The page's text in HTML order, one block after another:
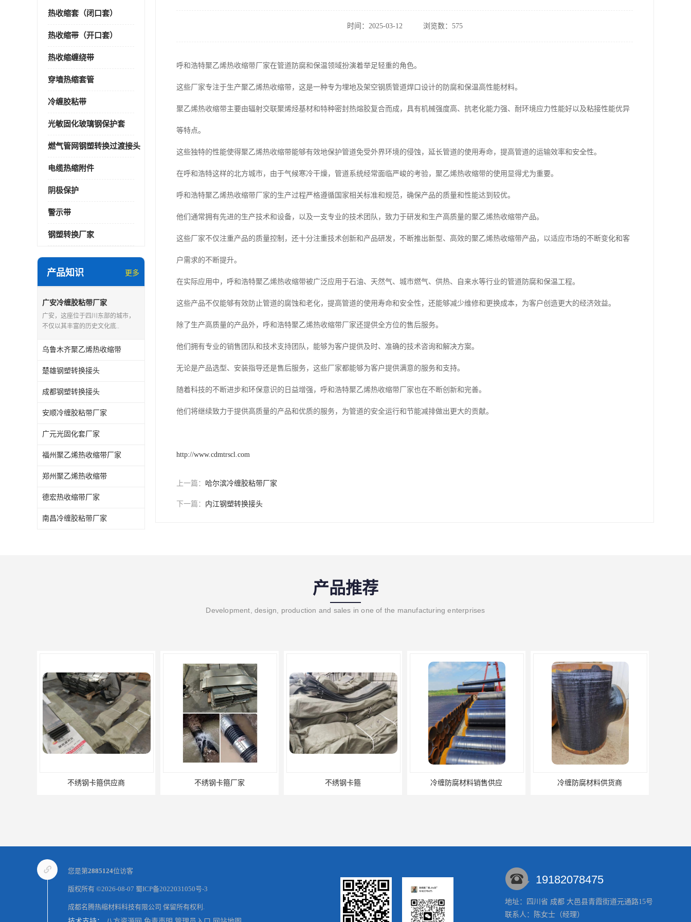
热收缩套（闭口套）
热收缩带（开口套）
热收缩缠绕带
穿墙热缩套管
冷缠胶粘带
光敏固化玻璃钢保护套
燃气管网钢塑转换过渡接头
电缆热缩附件
阴极保护
警示带
钢塑转换厂家
产品知识 更多
广安冷缠胶粘带厂家
广安，这座位于四川东部的城市，
不仅以其丰富的历史文化底..
乌鲁木齐聚乙烯热收缩带
楚雄钢塑转换接头
成都钢塑转换接头
安顺冷缠胶粘带厂家
广元光固化套厂家
福州聚乙烯热收缩带厂家
郑州聚乙烯热收缩带
德宏热收缩带厂家
南昌冷缠胶粘带厂家
时间：2025-03-12 浏览数：575
呼和浩特聚乙烯热收缩带厂家在管道防腐和保温领域扮演着举足轻重的角色。
这些厂家专注于生产聚乙烯热收缩带，这是一种专为埋地及架空钢质管道焊口设计的防腐和保温高性能材料。
聚乙烯热收缩带主要由辐射交联聚烯烃基材和特种密封热熔胶复合而成，具有机械强度高、抗老化能力强、耐环境应力性能好以及粘接性能优异
等特点。
这些独特的性能使得聚乙烯热收缩带能够有效地保护管道免受外界环境的侵蚀，延长管道的使用寿命，提高管道的运输效率和安全性。
在呼和浩特这样的北方城市，由于气候寒冷干燥，管道系统经常面临严峻的考验，聚乙烯热收缩带的使用显得尤为重要。
呼和浩特聚乙烯热收缩带厂家的生产过程严格遵循国家相关标准和规范，确保产品的质量和性能达到较优。
他们通常拥有先进的生产技术和设备，以及一支专业的技术团队，致力于研发和生产高质量的聚乙烯热收缩带产品。
这些厂家不仅注重产品的质量控制，还十分注重技术创新和产品研发，不断推出新型、高效的聚乙烯热收缩带产品，以适应市场的不断变化和客
户需求的不断提升。
在实际应用中，呼和浩特聚乙烯热收缩带被广泛应用于石油、天然气、城市燃气、供热、自来水等行业的管道防腐和保温工程。
这些产品不仅能够有效防止管道的腐蚀和老化，提高管道的使用寿命和安全性，还能够减少维修和更换成本，为客户创造更大的经济效益。
除了生产高质量的产品外，呼和浩特聚乙烯热收缩带厂家还提供全方位的售后服务。
他们拥有专业的销售团队和技术支持团队，能够为客户提供及时、准确的技术咨询和解决方案。
无论是产品选型、安装指导还是售后服务，这些厂家都能够为客户提供满意的服务和支持。
随着科技的不断进步和环保意识的日益增强，呼和浩特聚乙烯热收缩带厂家也在不断创新和完善。
他们将继续致力于提供高质量的产品和优质的服务，为管道的安全运行和节能减排做出更大的贡献。
http://www.cdmtrscl.com
上一篇： 哈尔滨冷缠胶粘带厂家
下一篇： 内江钢塑转换接头
产品推荐
Development, design, production and sales in one of the manufacturing enterprises
不绣钢卡箍供应商 不绣钢卡箍厂家 不绣钢卡箍 冷缠防腐材料销售供应 冷缠防腐材料供货商
您是第2885124位访客
版权所有 ©2026-08-07 蜀ICP备2022031050号-3
成都名腾热缩材料科技有限公司 保留所有权利.
19182078475
地址：四川省 成都 大邑县青霞街道元通路15号
联系人：陈女士 （经理）